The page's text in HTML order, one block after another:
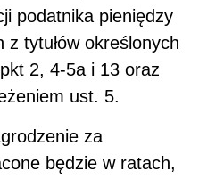
podatnika pieniędzy
z tytułów określonych
2, 4-5a i 13 oraz
ust. 5.
za
będzie w ratach,